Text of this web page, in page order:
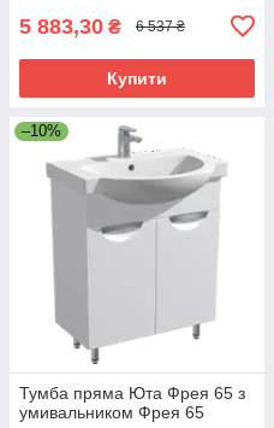
5 883,30 ₴ 6 537 ₴
Купити
–10%
Тумба пряма Юта Фрея 65 з
умивальником Фрея 65